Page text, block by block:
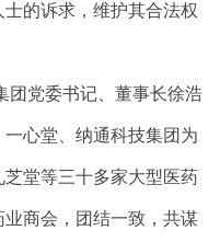
的诉求，维护其合法权
委书记、董事长徐浩
心堂、纳通科技集团为
堂等三十多家大型医药
商会，团结一致，共谋